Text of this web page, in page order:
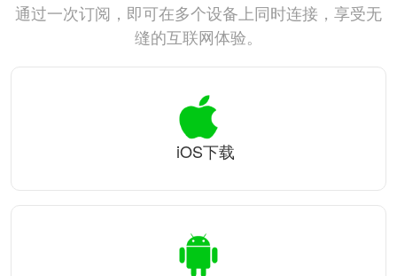
通过一次订阅，即可在多个设备上同时连接，享受无
缝的互联网体验。
iOS下载